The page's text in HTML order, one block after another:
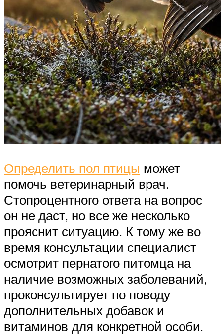
Определить пол птицы может
помочь ветеринарный врач.
Стопроцентного ответа на вопрос
он не даст, но все же несколько
прояснит ситуацию. К тому же во
время консультации специалист
осмотрит пернатого питомца на
наличие возможных заболеваний,
проконсультирует по поводу
дополнительных добавок и
витаминов для конкретной особи.